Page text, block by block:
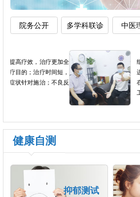
院务公开 多学科联诊 中医
全
，
反
组织患者进行适当的
进疾病康复。临床上
在慢性精神病人人格
工娱治疗是一个非常重
健康自测
抑郁测试